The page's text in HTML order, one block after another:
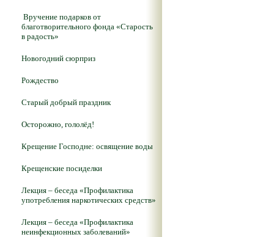
Вручение подарков от
благотворительного фонда «Старость
в радость»
Новогодний сюрприз
Рождество
Старый добрый праздник
Осторожно, гололёд!
Крещение Господне: освящение воды
Крещенские посиделки
Лекция – беседа «Профилактика
употребления наркотических средств»
Лекция – беседа «Профилактика
неинфекционных заболеваний»